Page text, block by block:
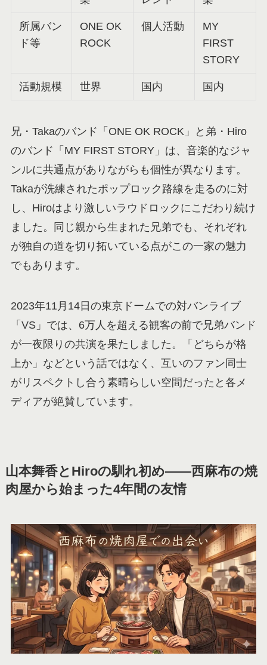
所属バン
ド等
ONE OK
ROCK
個人活動
MY
FIRST
STORY
活動規模 世界 国内 国内
兄・Takaのバンド「ONE OK ROCK」と弟・Hiro
のバンド「MY FIRST STORY」は、音楽的なジャ
ンルに共通点がありながらも個性が異なります。
Takaが洗練されたポップロック路線を走るのに対
し、Hiroはより激しいラウドロックにこだわり続け
ました。同じ親から生まれた兄弟でも、それぞれ
が独自の道を切り拓いている点がこの一家の魅力
でもあります。
2023年11月14日の東京ドームでの対バンライブ
「VS」では、6万人を超える観客の前で兄弟バンド
が一夜限りの共演を果たしました。「どちらが格
上か」などという話ではなく、互いのファン同士
がリスペクトし合う素晴らしい空間だったと各メ
ディアが絶賛しています。
山本舞香とHiroの馴れ初め——西麻布の焼
肉屋から始まった4年間の友情